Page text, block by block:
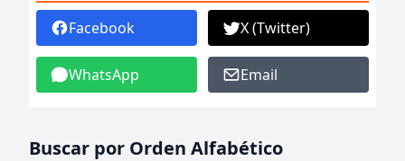
Facebook X (Twitter)
WhatsApp Email
Buscar por Orden Alfabético